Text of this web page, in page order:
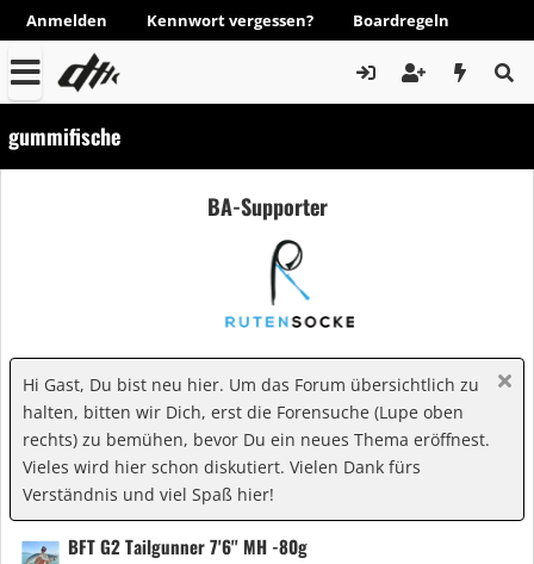
Anmelden Kennwort vergessen? Boardregeln
gummifische
BA-Supporter
Hi Gast, Du bist neu hier. Um das Forum übersichtlich zu
halten, bitten wir Dich, erst die Forensuche (Lupe oben
rechts) zu bemühen, bevor Du ein neues Thema eröffnest.
Vieles wird hier schon diskutiert. Vielen Dank fürs
Verständnis und viel Spaß hier!
BFT G2 Tailgunner 7'6'' MH -80g